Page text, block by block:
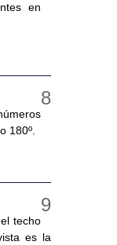
en
180º.
techo
es la